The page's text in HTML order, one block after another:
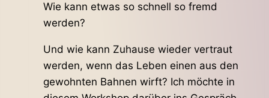
Wie kann etwas so schnell so fremd
werden?
Und wie kann Zuhause wieder vertraut
werden, wenn das Leben einen aus den
gewohnten Bahnen wirft? Ich möchte in